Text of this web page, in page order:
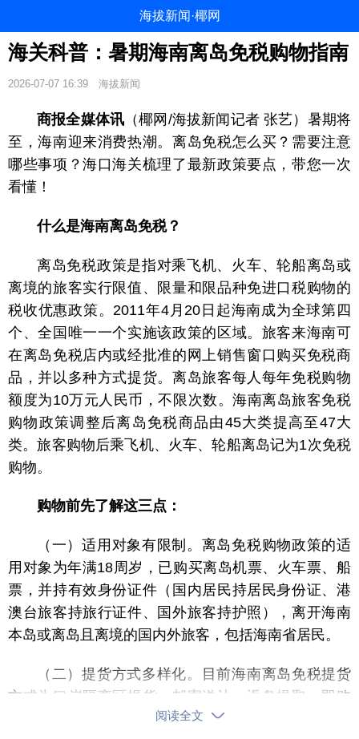
海拔新闻·椰网
海关科普：暑期海南离岛免税购物指南
2026-07-07 16:39 海拔新闻
商报全媒体讯 （椰网/海拔新闻记者 张艺）暑期将
至，海南迎来消费热潮。离岛免税怎么买？需要注意
哪些事项？海口海关梳理了最新政策要点，带您一次
看懂！
什么是海南离岛免税？
离岛免税政策是指对乘飞机、火车、轮船离岛或
离境的旅客实行限值、限量和限品种免进口税购物的
税收优惠政策。2011年4月20日起海南成为全球第四
个、全国唯一一个实施该政策的区域。旅客来海南可
在离岛免税店内或经批准的网上销售窗口购买免税商
品，并以多种方式提货。离岛旅客每人每年免税购物
额度为10万元人民币，不限次数。海南离岛旅客免税
购物政策调整后离岛免税商品由45大类提高至47大
类。旅客购物后乘飞机、火车、轮船离岛记为1次免税
购物。
购物前先了解这三点：
（一）适用对象有限制。离岛免税购物政策的适
用对象为年满18周岁，已购买离岛机票、火车票、船
票，并持有效身份证件（国内居民持居民身份证、港
澳台旅客持旅行证件、国外旅客持护照），离开海南
本岛或离岛且离境的国内外旅客，包括海南省居民。
（二）提货方式多样化。目前海南离岛免税提货
方式为口岸隔离区提货、邮寄送达、返岛提取、即购
即提、担保即提。需要注意的是，以“即购即提”方式提
阅读全文